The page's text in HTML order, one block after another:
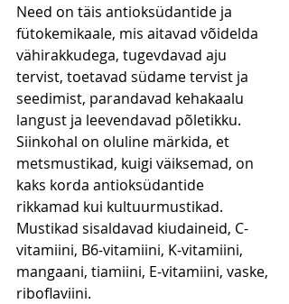
Need on täis antioksüdantide ja
fütokemikaale, mis aitavad võidelda
vähirakkudega, tugevdavad aju
tervist, toetavad südame tervist ja
seedimist, parandavad kehakaalu
langust ja leevendavad põletikku.
Siinkohal on oluline märkida, et
metsmustikad, kuigi väiksemad, on
kaks korda antioksüdantide
rikkamad kui kultuurmustikad.
Mustikad sisaldavad kiudaineid, C-
vitamiini, B6-vitamiini, K-vitamiini,
mangaani, tiamiini, E-vitamiini, vaske,
riboflaviini.